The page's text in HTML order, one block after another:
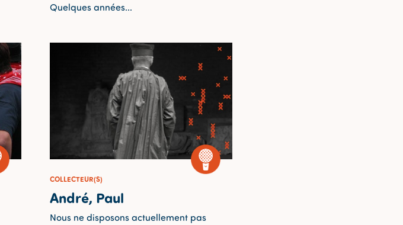
Quelques années...
COLLECTEUR(S)
André, Paul
Nous ne disposons actuellement pas